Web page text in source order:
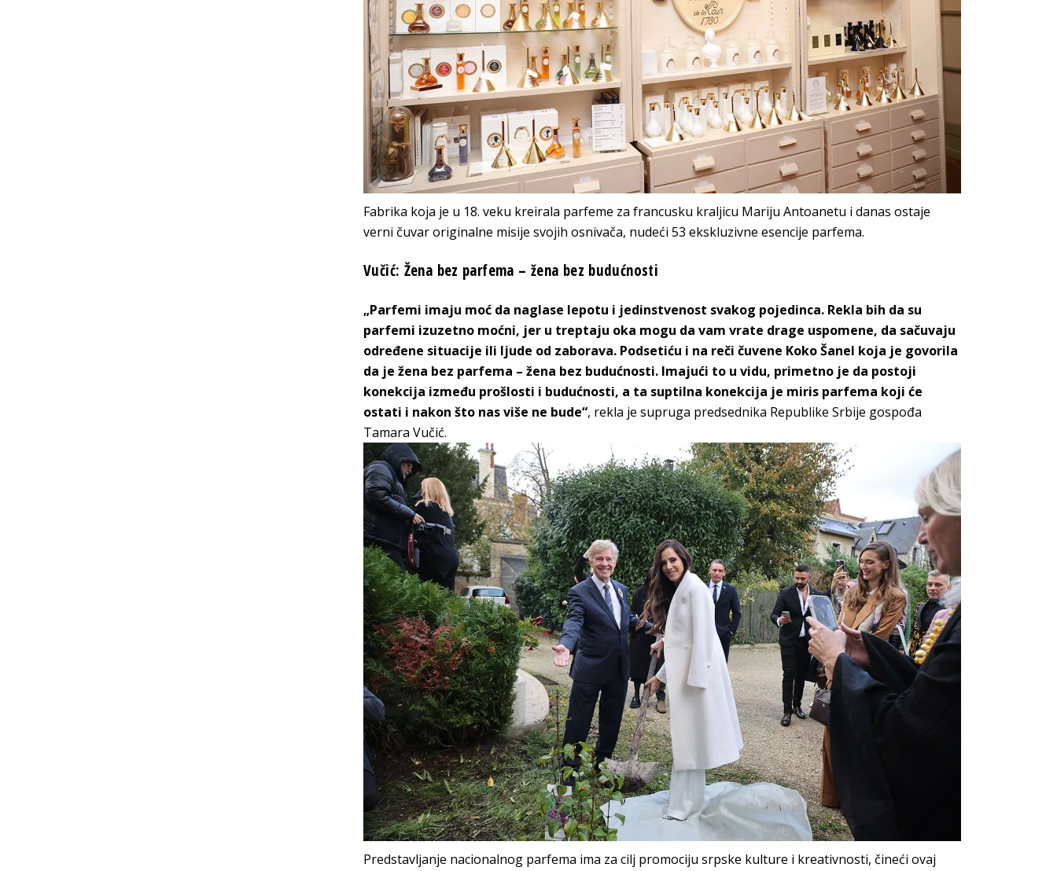
Fabrika koja je u 18. veku kreirala parfeme za francusku kraljicu Mariju Antoanetu i danas ostaje
verni čuvar originalne misije svojih osnivača, nudeći 53 ekskluzivne esencije parfema.
Vučić: Žena bez parfema – žena bez budućnosti
„Parfemi imaju moć da naglase lepotu i jedinstvenost svakog pojedinca. Rekla bih da su
parfemi izuzetno moćni, jer u treptaju oka mogu da vam vrate drage uspomene, da sačuvaju
određene situacije ili ljude od zaborava. Podsetiću i na reči čuvene Koko Šanel koja je govorila
da je žena bez parfema – žena bez budućnosti. Imajući to u vidu, primetno je da postoji
konekcija između prošlosti i budućnosti, a ta suptilna konekcija je miris parfema koji će
ostati i nakon što nas više ne bude“, rekla je supruga predsednika Republike Srbije gospođa
Tamara Vučić.
Predstavljanje nacionalnog parfema ima za cilj promociju srpske kulture i kreativnosti, čineći ovaj